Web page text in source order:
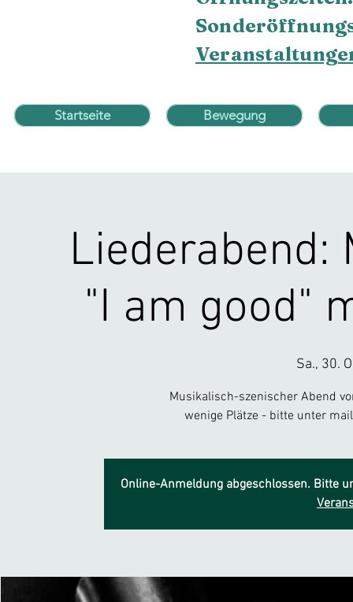
Startseite Bewegung
Liederabend:
"I am good"
Sa., 30.
Musikalisch-szenischer Abend
wenige Plätze - bitte unter
Online-Anmeldung abgeschlossen. Bitte